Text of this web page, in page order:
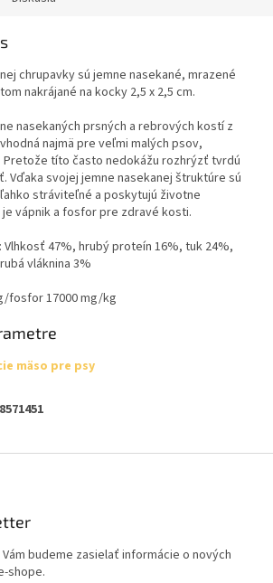
chrupavky sú jemne nasekané, mrazené
nakrájané na kocky 2,5 x 2,5 cm.
nasekaných prsných a rebrových kostí z
najmä pre veľmi malých psov,
Pretože títo často nedokážu rozhrýzť tvrdú
Vďaka svojej jemne nasekanej štruktúre sú
stráviteľné a poskytujú životne
vápnik a fosfor pre zdravé kosti.
47%, hrubý proteín 16%, tuk 24%,
vláknina 3%
fosfor 17000 mg/kg
mäso pre psy
budeme zasielať informácie o nových
shope.